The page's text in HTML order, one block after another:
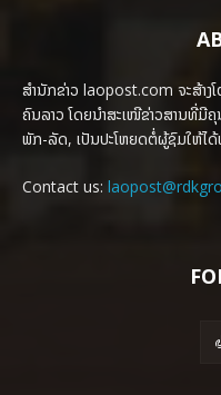
ສຳນັກຂ່າວ laopost.com ຈະສ້າງ
ຄົນລາວ ໂດຍນຳສະເໜີຂ່າວສານທີ່ມີ
ພັກ-ລັດ, ເປັນປະໂຫຍດຕໍ່ຜູ້ຊົມໃຫ້ໄ
Contact us: